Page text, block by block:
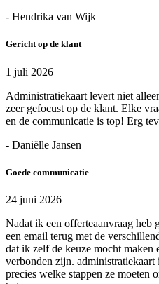
- Hendrika van Wijk
Gericht op de klant
1 juli 2026
Administratiekaart levert niet
zeer gefocust op de klant. Elke
en de communicatie is top! Erg
- Daniëlle Jansen
Goede communicatie
24 juni 2026
Nadat ik een offerteaanvraag heb
een email terug met de
dat ik zelf de keuze mocht maken
verbonden zijn.
precies welke stappen ze moeten